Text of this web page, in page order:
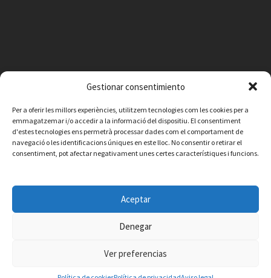
Gestionar consentimiento
Per a oferir les millors experiències, utilitzem tecnologies com les cookies per a
emmagatzemar i/o accedir a la informació del dispositiu. El consentiment
d'estes tecnologies ens permetrà processar dades com el comportament de
navegació o les identificacions úniques en este lloc. No consentir o retirar el
consentiment, pot afectar negativament unes certes característiques i funcions.
Aceptar
Denegar
Ver preferencias
Política de privacidad
© 2026 Ajuntament de Vilafamés - Desarrollada por